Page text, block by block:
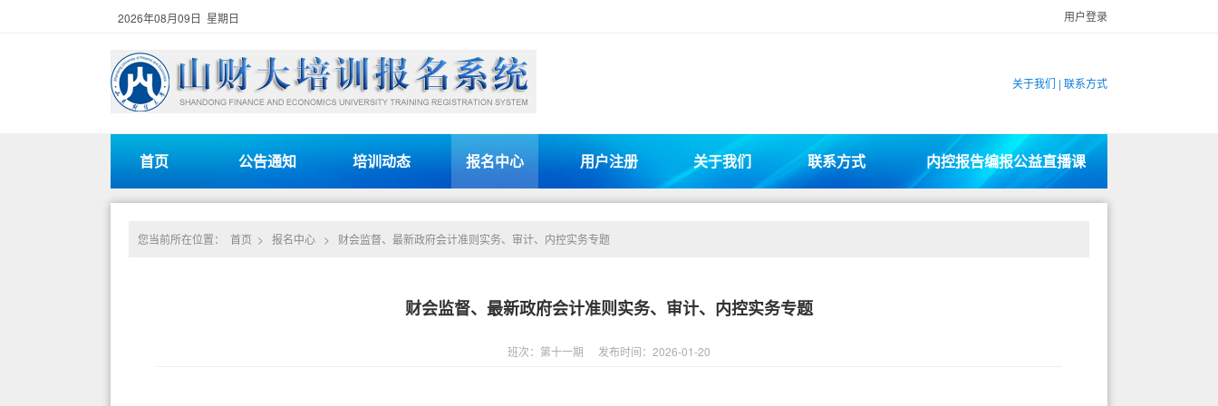
2026年08月09日 星期日 用户登录
关于我们 | 联系方式
首页 公告通知 培训动态 报名中心 用户注册 关于我们 联系方式 内控报告编报公益直播课
您当前所在位置： 首页 > 报名中心 > 财会监督、最新政府会计准则实务、审计、内控实务专题
财会监督、最新政府会计准则实务、审计、内控实务专题
班次：第十一期 发布时间：2026-01-20